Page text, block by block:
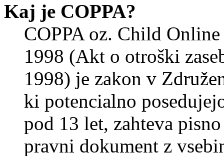
Kaj je COPPA?
COPPA oz. Child
1998 (Akt o otroški
1998) je zakon v
ki potencialno
pod 13 let, zahteva
pravni dokument z